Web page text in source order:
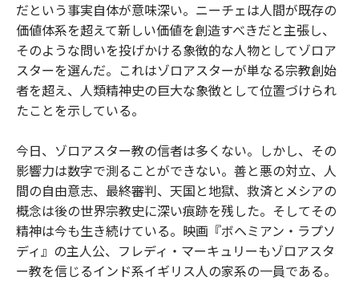
だという事実自体が意味深い。ニーチェは人間が既存の
価値体系を超えて新しい価値を創造すべきだと主張し、
そのような問いを投げかける象徴的な人物としてゾロア
スターを選んだ。これはゾロアスターが単なる宗教創始
者を超え、人類精神史の巨大な象徴として位置づけられ
たことを示している。
今日、ゾロアスター教の信者は多くない。しかし、その
影響力は数字で測ることができない。善と悪の対立、人
間の自由意志、最終審判、天国と地獄、救済とメシアの
概念は後の世界宗教史に深い痕跡を残した。そしてその
精神は今も生き続けている。映画『ボヘミアン・ラプソ
ディ』の主人公、フレディ・マーキュリーもゾロアスタ
ー教を信じるインド系イギリス人の家系の一員である。